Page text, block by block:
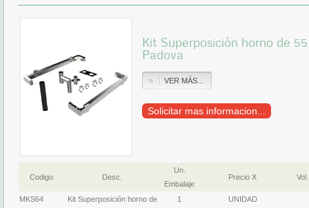
Kit Superposición horno de
Padova
VER MÁS...
Solicitar mas informacion...
Codigo Desc.
Un.
Embalaje
Precio X Vol.
MKS64
Kit Superposición horno de
1 UNIDAD